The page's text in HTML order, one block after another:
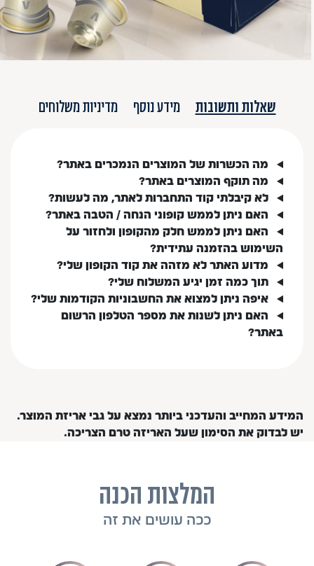
שאלות ותשובות מידע נוסף מדיניות משלוחים
מה הכשרות של המוצרים הנמכרים באתר?
מה תוקף המוצרים באתר?
לא קיבלתי קוד התחברות לאתר, מה לעשות?
האם ניתן לממש קופוני הנחה / הטבה באתר?
האם ניתן לממש חלק מהקופון ולחזור על
השימוש בהזמנה עתידית?
מדוע האתר לא מזהה את קוד הקופון שלי?
תוך כמה זמן יגיע המשלוח שלי?
איפה ניתן למצוא את החשבוניות הקודמות שלי?
האם ניתן לשנות את מספר הטלפון הרשום
באתר?
המידע המחייב והעדכני ביותר נמצא על גבי אריזת המוצר.
יש לבדוק את הסימון שעל האריזה טרם הצריכה.
המלצות הכנה
ככה עושים את זה